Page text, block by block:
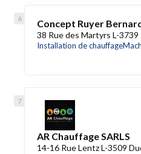
Concept Ruyer
38 Rue des Martyrs L-3739
Installation de chauffage
AR Chauffage SARLS
14-16 Rue Lentz L-3509